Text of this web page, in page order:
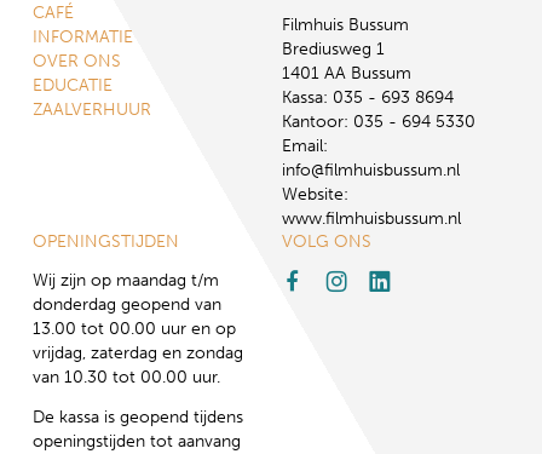
CAFÉ
INFORMATIE
OVER ONS
EDUCATIE
ZAALVERHUUR
Filmhuis Bussum
Brediusweg 1
1401 AA Bussum
Kassa: 035 - 693 8694
Kantoor: 035 - 694 5330
Email:
info@filmhuisbussum.nl
Website:
www.filmhuisbussum.nl
OPENINGSTIJDEN
Wij zijn op maandag t/m
donderdag geopend van
13.00 tot 00.00 uur en op
vrijdag, zaterdag en zondag
van 10.30 tot 00.00 uur.
De kassa is geopend tijdens
openingstijden tot aanvang
VOLG ONS